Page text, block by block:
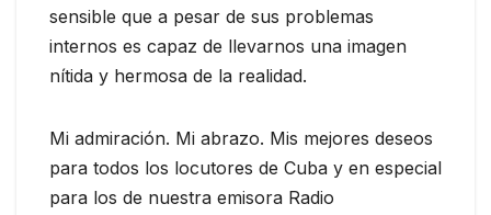
sensible que a pesar de sus problemas
internos es capaz de llevarnos una imagen
nítida y hermosa de la realidad.
Mi admiración. Mi abrazo. Mis mejores deseos
para todos los locutores de Cuba y en especial
para los de nuestra emisora Radio